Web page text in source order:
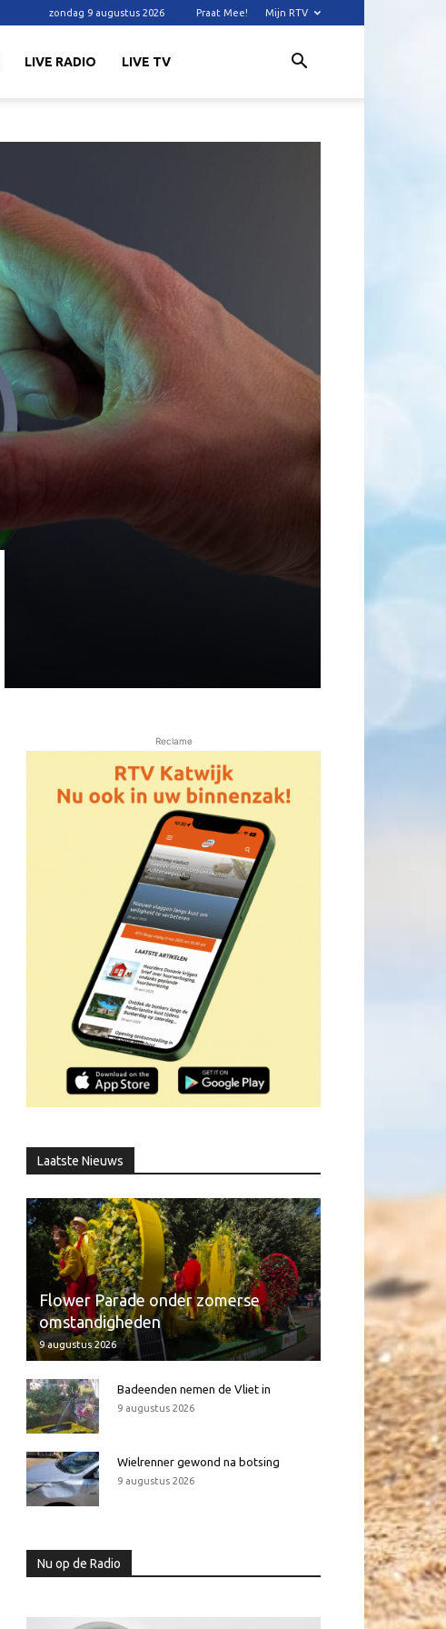
zondag 9 augustus 2026 Praat Mee! Mijn RTV
LIVE RADIO LIVE TV
Reclame
Laatste Nieuws
Flower Parade onder zomerse
omstandigheden
9 augustus 2026
Badeenden nemen de Vliet in
9 augustus 2026
Wielrenner gewond na botsing
9 augustus 2026
Nu op de Radio